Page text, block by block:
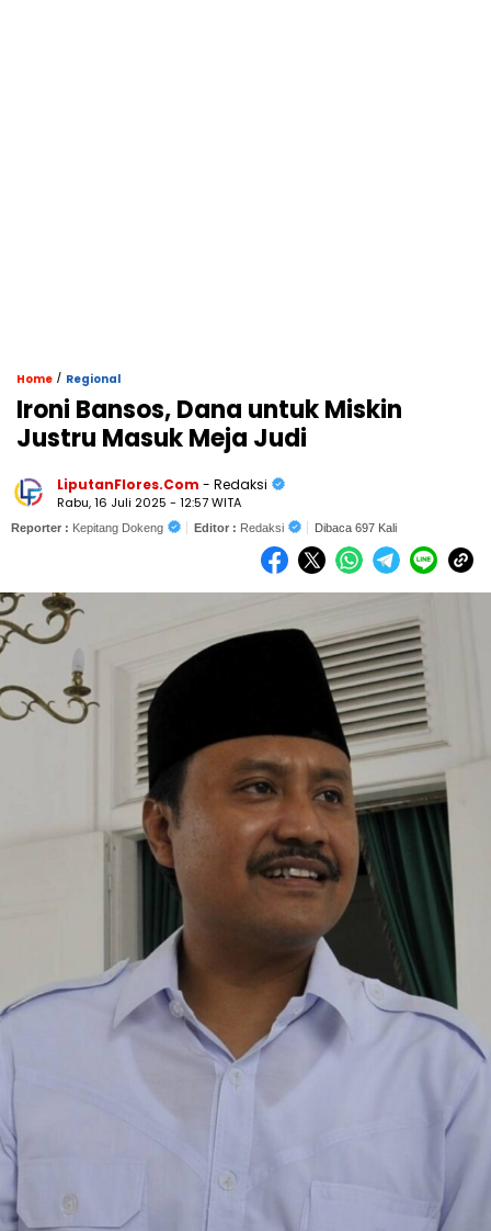
Home / Regional
Ironi Bansos, Dana untuk Miskin
Justru Masuk Meja Judi
LiputanFlores.Com - Redaksi
Rabu, 16 Juli 2025 - 12:57 WITA
Reporter : Kepitang Dokeng Editor : Redaksi Dibaca 697 Kali